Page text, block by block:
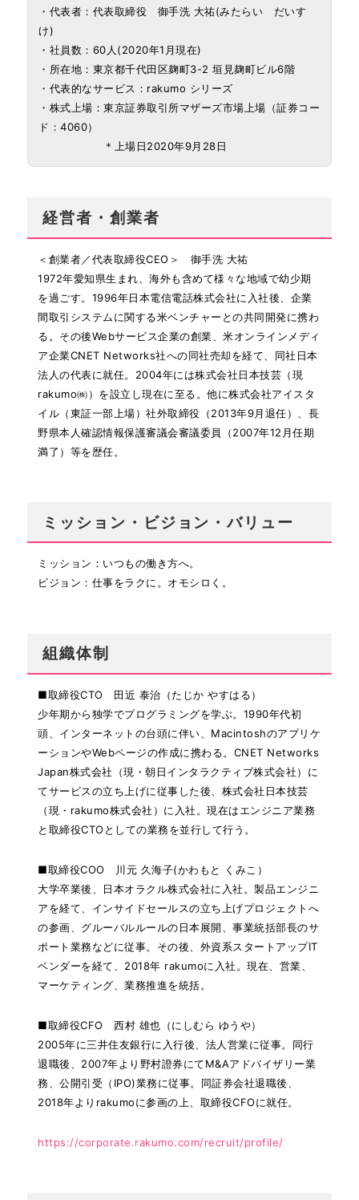
・代表者：代表取締役 御手洗 大祐(みたらい だいす
け)
・社員数：60人(2020年1月現在)
・所在地：東京都千代田区麹町3-2 垣見麹町ビル6階
・代表的なサービス：rakumo シリーズ
・株式上場：東京証券取引所マザーズ市場上場（証券コー
ド：4060）
＊上場日2020年9月28日
経営者・創業者
＜創業者／代表取締役CEO＞ 御手洗 大祐
1972年愛知県生まれ、海外も含めて様々な地域で幼少期
を過ごす。1996年日本電信電話株式会社に入社後、企業
間取引システムに関する米ベンチャーとの共同開発に携わ
る。その後Webサービス企業の創業、米オンラインメディ
ア企業CNET Networks社への同社売却を経て、同社日本
法人の代表に就任。2004年には株式会社日本技芸（現
rakumo㈱）を設立し現在に至る。他に株式会社アイスタ
イル（東証一部上場）社外取締役（2013年9月退任）、長
野県本人確認情報保護審議会審議委員（2007年12月任期
満了）等を歴任。
ミッション・ビジョン・バリュー
ミッション：いつもの働き方へ。
ビジョン：仕事をラクに。オモシロく。
組織体制
■取締役CTO 田近 泰治（たじか やすはる）
少年期から独学でプログラミングを学ぶ。1990年代初
頭、インターネットの台頭に伴い、Macintoshのアプリケ
ーションやWebページの作成に携わる。CNET Networks
Japan株式会社（現・朝日インタラクティブ株式会社）に
てサービスの立ち上げに従事した後、株式会社日本技芸
（現・rakumo株式会社）に入社。現在はエンジニア業務
と取締役CTOとしての業務を並行して行う。
■取締役COO 川元 久海子(かわもと くみこ）
大学卒業後、日本オラクル株式会社に入社。製品エンジニ
アを経て、インサイドセールスの立ち上げプロジェクトへ
の参画、グルーバルルールの日本展開、事業統括部長のサ
ポート業務などに従事。その後、外資系スタートアップIT
ベンダーを経て、2018年 rakumoに入社。現在、営業、
マーケティング、業務推進を統括。
■取締役CFO 西村 雄也（にしむら ゆうや）
2005年に三井住友銀行に入行後、法人営業に従事。同行
退職後、2007年より野村證券にてM&Aアドバイザリー業
務、公開引受（IPO)業務に従事。同証券会社退職後、
2018年よりrakumoに参画の上、取締役CFOに就任。
https://corporate.rakumo.com/recruit/profile/